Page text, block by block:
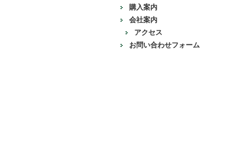
購入案内
会社案内
アクセス
お問い合わせフォーム